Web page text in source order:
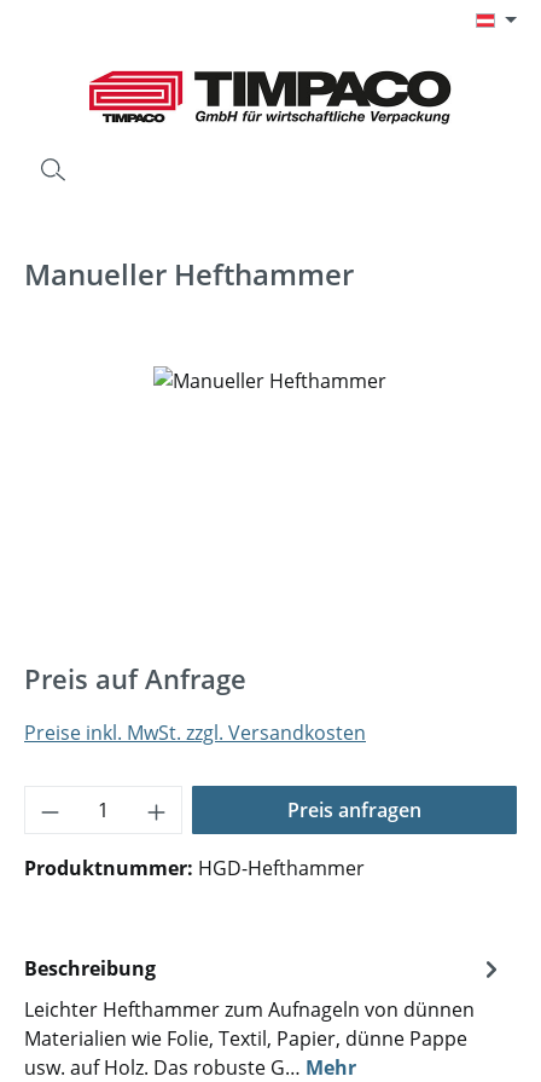
Manueller Hefthammer
Bildergalerie überspringen
Preis auf Anfrage
Preise inkl. MwSt. zzgl. Versandkosten
Produkt Anzahl: Gib den gewünschten
Preis anfragen
Produktnummer: HGD-Hefthammer
Beschreibung
Leichter Hefthammer zum Aufnageln von dünnen
Materialien wie Folie, Textil, Papier, dünne Pappe
usw. auf Holz. Das robuste G… Mehr